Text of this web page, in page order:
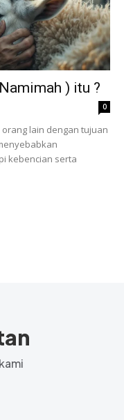
) itu ?
0
lain dengan tujuan
kebencian serta